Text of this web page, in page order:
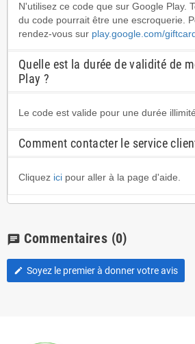
N'utilisez ce code que sur Google Play.
du code pourrait être une escroquerie.
rendez-vous sur play.google.com/
Quelle est la durée de validité de
Play ?
Le code est valide pour une durée
Comment contacter le service
Cliquez ici pour aller à la page d'aide.
chat Commentaires (0)
edit Soyez le premier à donner votre avis